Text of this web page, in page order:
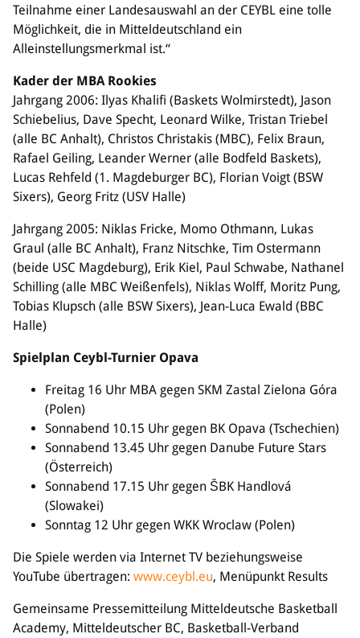
Teilnahme einer Landesauswahl an der CEYBL eine tolle
Möglichkeit, die in Mitteldeutschland ein
Alleinstellungsmerkmal ist.“
Kader der MBA Rookies
Jahrgang 2006: Ilyas Khalifi (Baskets Wolmirstedt), Jason
Schiebelius, Dave Specht, Leonard Wilke, Tristan Triebel
(alle BC Anhalt), Christos Christakis (MBC), Felix Braun,
Rafael Geiling, Leander Werner (alle Bodfeld Baskets),
Lucas Rehfeld (1. Magdeburger BC), Florian Voigt (BSW
Sixers), Georg Fritz (USV Halle)
Jahrgang 2005: Niklas Fricke, Momo Othmann, Lukas
Graul (alle BC Anhalt), Franz Nitschke, Tim Ostermann
(beide USC Magdeburg), Erik Kiel, Paul Schwabe, Nathanel
Schilling (alle MBC Weißenfels), Niklas Wolff, Moritz Pung,
Tobias Klupsch (alle BSW Sixers), Jean-Luca Ewald (BBC
Halle)
Spielplan Ceybl-Turnier Opava
Freitag 16 Uhr MBA gegen SKM Zastal Zielona Góra
(Polen)
Sonnabend 10.15 Uhr gegen BK Opava (Tschechien)
Sonnabend 13.45 Uhr gegen Danube Future Stars
(Österreich)
Sonnabend 17.15 Uhr gegen ŠBK Handlová
(Slowakei)
Sonntag 12 Uhr gegen WKK Wroclaw (Polen)
Die Spiele werden via Internet TV beziehungsweise
YouTube übertragen: www.ceybl.eu, Menüpunkt Results
Gemeinsame Pressemitteilung Mitteldeutsche Basketball
Academy, Mitteldeutscher BC, Basketball-Verband